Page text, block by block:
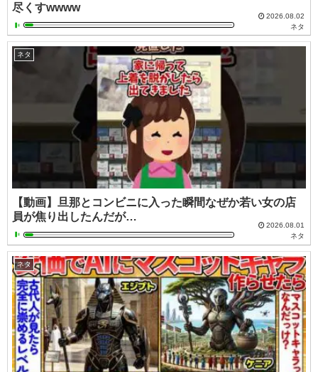
尽くすwwww
2026.08.02
ネタ
ネタ
【動画】旦那とコンビニに入った瞬間なぜか若い女の店
員が焦り出したんだが…
2026.08.01
ネタ
ネタ